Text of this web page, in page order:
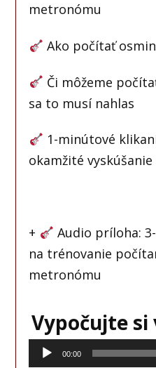
metronómu
Ako počítať
Či môžeme
sa to musí nahlas
1-minútové
okamžité vyskúšanie
+
Audio príloha:
na trénovanie
metronómu
Vypočujte si
Audio
prehrávač
00:00